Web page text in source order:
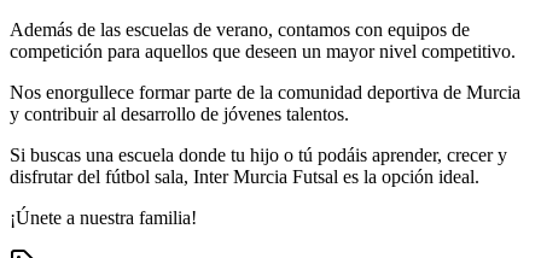
Además de las escuelas de verano, contamos con equipos de
competición para aquellos que deseen un mayor nivel competitivo.
Nos enorgullece formar parte de la comunidad deportiva de Murcia
y contribuir al desarrollo de jóvenes talentos.
Si buscas una escuela donde tu hijo o tú podáis aprender, crecer y
disfrutar del fútbol sala, Inter Murcia Futsal es la opción ideal.
¡Únete a nuestra familia!